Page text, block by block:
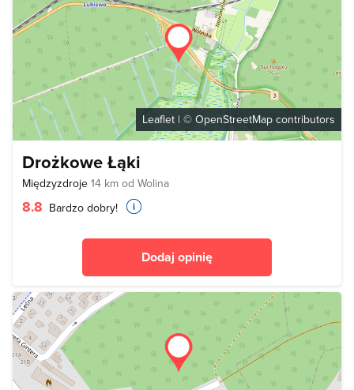
Leaflet | © OpenStreetMap contributors
Drożkowe Łąki
Międzyzdroje 14 km od Wolina
8.8 Bardzo dobry!
Dodaj opinię